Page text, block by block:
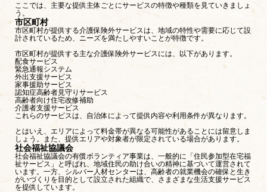
ここでは、主要な提供主体ごとにサービスの特徴や種類を見ていきましょ
う。
市区町村
市区町村が提供する介護保険外サービスは、地域の特性や需要に応じて設
計されているため、ニーズを満たしやすいことが特徴です。
市区町村が提供する主な介護保険外サービスには、以下があります。
配食サービス
緊急通報システム
外出支援サービス
家事援助サービス
認知症高齢者見守りサービス
高齢者向け住宅改修補助
介護者支援サービス
これらのサービスは、自治体によって提供内容や利用条件が異なります。
とはいえ、エリアによって料金帯が異なる可能性があることには留意しま
しょう。また、提供エリアや対象者が限定されている場合があります。
社会福祉協議会
社会福祉協議会の有償ボランティア事業は、一般的に「住民参加型在宅福
祉サービス」と呼ばれ、地域住民の助け合いの精神に基づいて運営されて
います。一方、シルバー人材センターは、高齢者の就業機会の確保と生き
がいづくりを目的として設立された組織で、さまざまな生活支援サービス
を提供しています。